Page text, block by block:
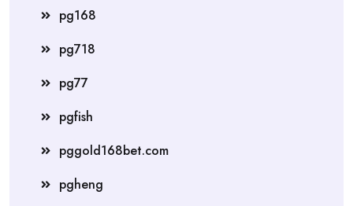
pg168
pg718
pg77
pgfish
pggold168bet.com
pgheng